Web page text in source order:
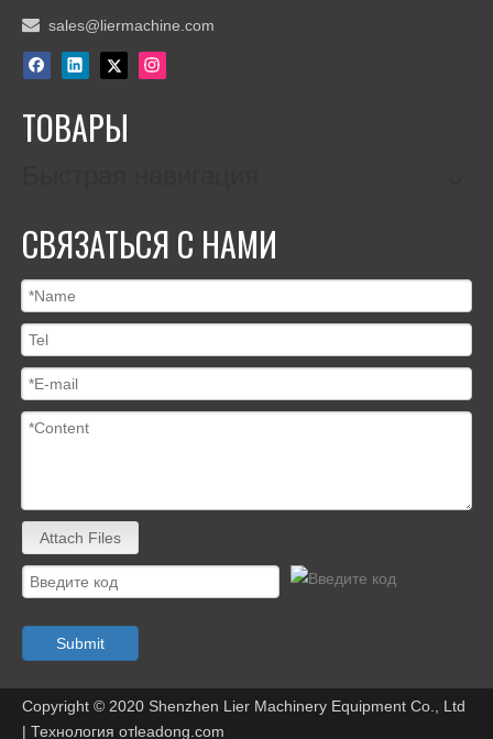
 sales@liermachine.com
ТОВАРЫ
СВЯЗАТЬСЯ С НАМИ
Attach Files
Submit
Copyright © 2020 Shenzhen Lier Machinery Equipment Co., Ltd
| Технология отleadong.com